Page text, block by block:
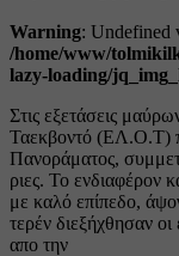
Warning: Undefined
/home/www/
lazy-loading/
Στις εξετάσεις
Ταεκβοντό (ΕΛ.Ο.Τ)
Πανοράματος,
ριες. Το ενδιαφέρον
με καλό επίπεδο,
τερέν διεξήχθησαν οι
απο την